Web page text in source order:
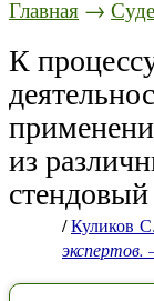
Главная →
К
из
/Куликов